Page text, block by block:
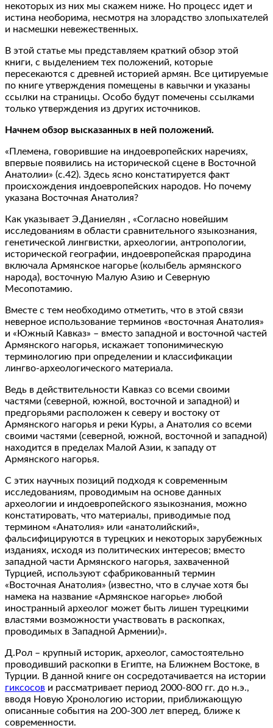
некоторых из них мы скажем ниже. Но процесс идет и
истина необорима, несмотря на злорадство злопыхателей
и насмешки невежественных.
В этой статье мы представляем краткий обзор этой
книги, с выделением тех положений, которые
пересекаются с древней историей армян. Все цитируемые
по книге утверждения помещены в кавычки и указаны
ссылки на страницы. Особо будут помечены ссылками
только утверждения из других источников.
Начнем обзор высказанных в ней положений.
«Племена, говорившие на индоевропейских наречиях,
впервые появились на исторической сцене в Восточной
Анатолии» (с.42). Здесь ясно констатируется факт
происхождения индоевропейских народов. Но почему
указана Восточная Анатолия?
Как указывает Э.Даниелян , «Согласно новейшим
исследованиям в области сравнительного языкознания,
генетической лингвистки, археологии, антропологии,
исторической географии, индоевропейская прародина
включала Армянское нагорье (колыбель армянского
народа), восточную Малую Азию и Северную
Месопотамию.
Вместе с тем необходимо отметить, что в этой связи
неверное использование терминов «восточная Анатолия»
и «Южный Кавказ» – вместо западной и восточной частей
Армянского нагорья, искажает топонимическую
терминологию при определении и классификации
лингво-археологического материала.
Ведь в действительности Кавказ со всеми своими
частями (северной, южной, восточной и западной) и
предгорьями расположен к северу и востоку от
Армянского нагорья и реки Куры, а Анатолия со всеми
своими частями (северной, южной, восточной и западной)
находится в пределах Малой Азии, к западу от
Армянского нагорья.
С этих научных позиций подходя к современным
исследованиям, проводимым на основе данных
археологии и индоевропейского языкознания, можно
констатировать, что материалы, приводимые под
термином «Анатолия» или «анатолийский»,
фальсифицируются в турецких и некоторых зарубежных
изданиях, исходя из политических интересов; вместо
западной части Армянского нагорья, захваченной
Турцией, используют сфабрикованный термин
«Восточная Анатолия» (известно, что в случае хотя бы
намека на название «Армянское нагорье» любой
иностранный археолог может быть лишен турецкими
властями возможности участвовать в раскопках,
проводимых в Западной Армении)».
Д.Рол – крупный историк, археолог, самостоятельно
проводивший раскопки в Египте, на Ближнем Востоке, в
Турции. В данной книге он сосредотачивается на истории
гиксосов и рассматривает период 2000-800 гг. до н.э.,
вводя Новую Хронологию истории, приближающую
описанные события на 200-300 лет вперед, ближе к
современности.